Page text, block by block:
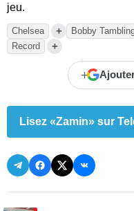
jeu.
Chelsea + Bobby
Record +
+
Lisez «Zamin» sur